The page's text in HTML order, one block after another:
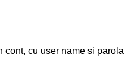
cont, cu user name si parola